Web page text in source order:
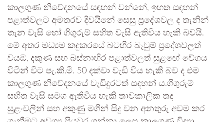
කාලගුණ නිවේදනයේ සඳහන් වන්නේ, ඉහත සඳහන්
පළාත්වලට අමතරව දිවයිනේ සෙසු ප්‍රදේශවල ද තැනින්
තැන වැසි හෝ ගිගුරුම් සහිත වැසි ඇතිවිය හැකි බවයි.
මේ අතර මධ්‍යම කඳුකරයේ බටහිර බෑවුම් ප්‍රදේශවලත්
වයඹ, දකුණ සහ බස්නාහිර පළාත්වලත් සුළඟේ වේගය
විටින් විට පැ.කි.මී. 50 දක්වා වැඩි විය හැකි බව ද එම
කාලගුණ නිවේදනයේ වැඩිදුරටත් සඳහන් ය.ගිගුරුම්
සහිත වැසි සමග ඇතිවිය හැකි තාවකාලික තද
සුළංවලින් සහ අකුණු මගින් සිදු වන අනතුරු අවම කර